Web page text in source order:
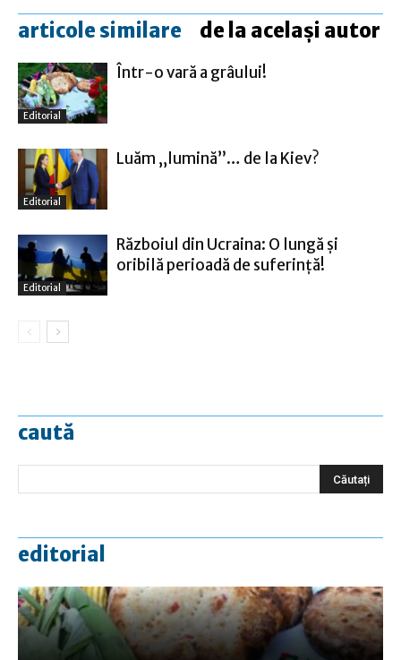
articole similare de la același autor
Editorial
Într-o vară a grâului!
Editorial
Luăm „lumină”… de la Kiev?
Editorial
Războiul din Ucraina: O lungă şi
oribilă perioadă de suferinţă!
caută
editorial